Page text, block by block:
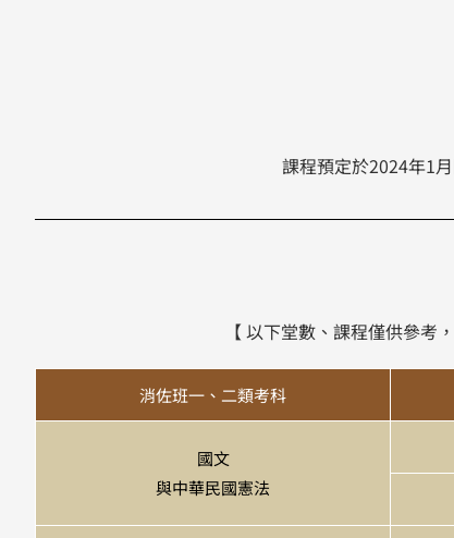
課程預定於2024年1
【 以下堂數、課程僅供參考
消佐班一、二類考科
國文
與中華民國憲法